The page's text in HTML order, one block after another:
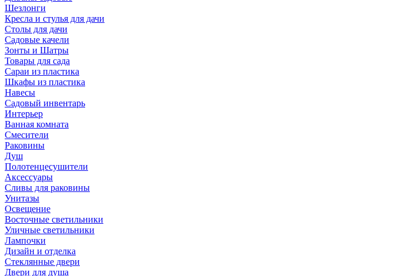
Шезлонги
Кресла и стулья для дачи
Столы для дачи
Садовые качели
Зонты и Шатры
Товары для сада
Сараи из пластика
Шкафы из пластика
Навесы
Садовый инвентарь
Интерьер
Ванная комната
Смесители
Раковины
Душ
Полотенцесушители
Аксессуары
Сливы для раковины
Унитазы
Освещение
Восточные светильники
Уличные светильники
Лампочки
Дизайн и отделка
Стеклянные двери
Двери для душа